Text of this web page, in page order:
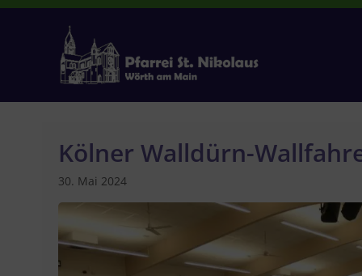
Zum
Kölner Walldürn-
30. Mai 2024